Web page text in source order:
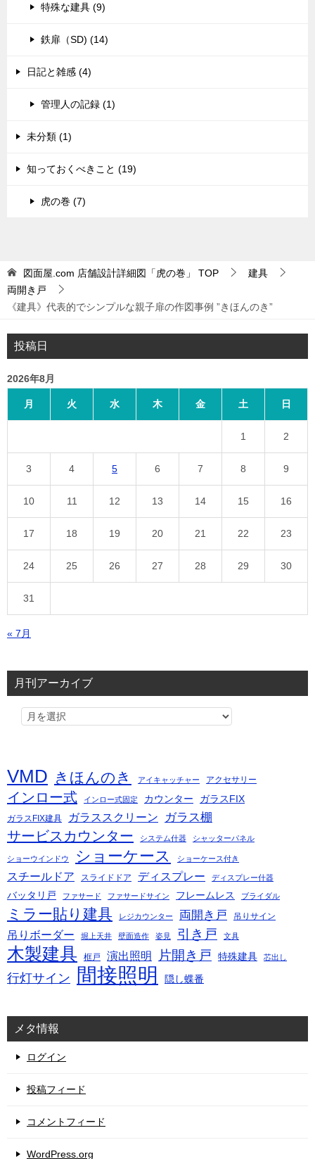
特殊な建具 (9)
鉄扉（SD) (14)
日記と雑感 (4)
管理人の記録 (1)
未分類 (1)
知っておくべきこと (19)
虎の巻 (7)
図面屋.com 店舗設計詳細図「虎の巻」 TOP
建具
両開き戸
《建具》代表的でシンプルな親子扉の作図事例 ”きほんのき”
投稿日
2026年8月
月 火 水 木 金 土 日
1 2
3 4 5 6 7 8 9
10 11 12 13 14 15 16
17 18 19 20 21 22 23
24 25 26 27 28 29 30
31
« 7月
月刊アーカイブ
VMD きほんのき アイキャッチャー アクセサリー
インロー式 インロー式固定 カウンター ガラスFIX
ガラスFIX建具 ガラススクリーン ガラス棚
サービスカウンター システム什器 シャッターパネル
ショーウインドウ ショーケース ショーケース付き
スチールドア スライドドア ディスプレー ディスプレー什器
バッタリ戸 ファサード ファサードサイン フレームレス ブライダル
ミラー貼り建具 レジカウンター 両開き戸 吊りサイン
吊りボーダー 堀上天井 壁面造作 姿見 引き戸 文具
木製建具 框戸 演出照明 片開き戸 特殊建具 芯出し
行灯サイン 間接照明 隠し蝶番
メタ情報
ログイン
投稿フィード
コメントフィード
WordPress.org